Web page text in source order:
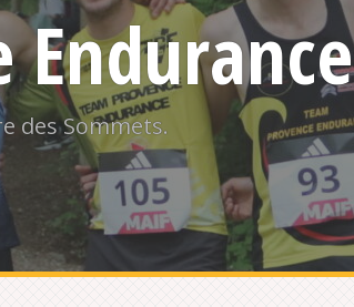
Endurance
des Sommets.